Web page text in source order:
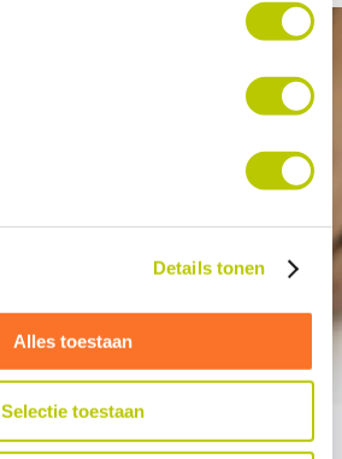
Details tonen
Alles toestaan
Selectie toestaan